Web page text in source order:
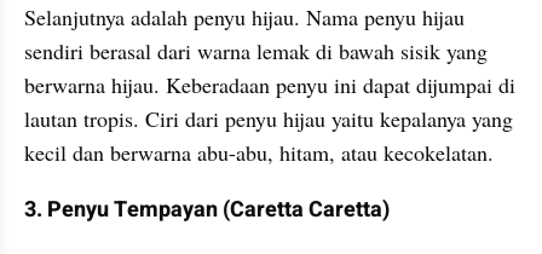
Selanjutnya adalah penyu hijau. Nama penyu hijau
sendiri berasal dari warna lemak di bawah sisik yang
berwarna hijau. Keberadaan penyu ini dapat dijumpai di
lautan tropis. Ciri dari penyu hijau yaitu kepalanya yang
kecil dan berwarna abu-abu, hitam, atau kecokelatan.
3. Penyu Tempayan (Caretta Caretta)